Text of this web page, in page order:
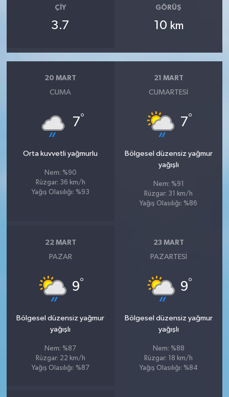
ÇIY
3.7
GÖRÜŞ
10 km
20 MART
CUMA
7°
Orta kuvvetli yağmurlu
Nem: %90
Rüzgar: 36 km/h
Yağış Olasılığı: %93
21 MART
CUMARTESI
7°
Bölgesel düzensiz yağmur
yağışlı
Nem: %91
Rüzgar: 31 km/h
Yağış Olasılığı: %86
22 MART
PAZAR
9°
Bölgesel düzensiz yağmur
yağışlı
Nem: %87
Rüzgar: 22 km/h
Yağış Olasılığı: %87
23 MART
PAZARTESI
9°
Bölgesel düzensiz yağmur
yağışlı
Nem: %88
Rüzgar: 18 km/h
Yağış Olasılığı: %84